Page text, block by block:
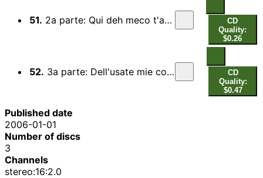
51. 2a parte: Qui deh meco t'arresta, ove di fiori
CD
Quality:
$0.26
52. 3a parte: Dell'usate mie corde al suon potrai
CD
Quality:
$0.47
Published date
2006-01-01
Number of discs
3
Channels
stereo:16:2.0